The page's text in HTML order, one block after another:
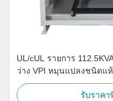
UL/cUL รายการ
ว่าง VPI หมุนแปลงชนิดแห้
สนอง DOE 2016
รับราค